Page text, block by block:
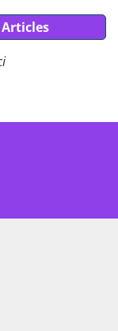
Articles